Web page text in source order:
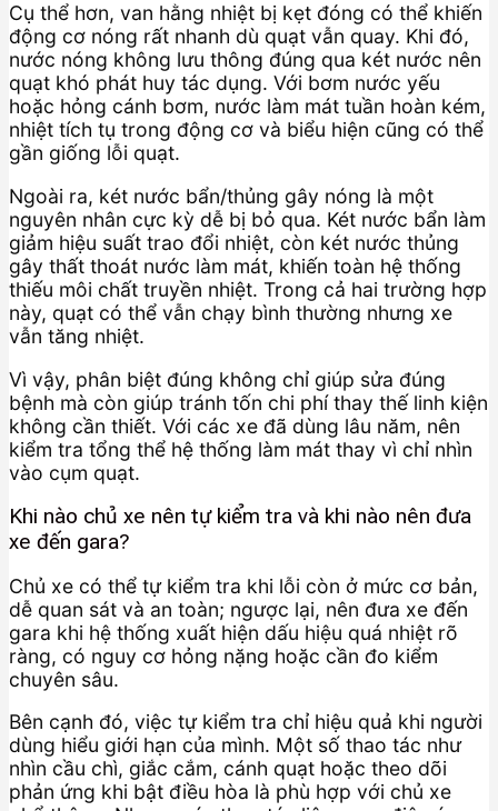
Cụ thể hơn, van hằng nhiệt bị kẹt đóng có thể khiến
động cơ nóng rất nhanh dù quạt vẫn quay. Khi đó,
nước nóng không lưu thông đúng qua két nước nên
quạt khó phát huy tác dụng. Với bơm nước yếu
hoặc hỏng cánh bơm, nước làm mát tuần hoàn kém,
nhiệt tích tụ trong động cơ và biểu hiện cũng có thể
gần giống lỗi quạt.
Ngoài ra, két nước bẩn/thủng gây nóng là một
nguyên nhân cực kỳ dễ bị bỏ qua. Két nước bẩn làm
giảm hiệu suất trao đổi nhiệt, còn két nước thủng
gây thất thoát nước làm mát, khiến toàn hệ thống
thiếu môi chất truyền nhiệt. Trong cả hai trường hợp
này, quạt có thể vẫn chạy bình thường nhưng xe
vẫn tăng nhiệt.
Vì vậy, phân biệt đúng không chỉ giúp sửa đúng
bệnh mà còn giúp tránh tốn chi phí thay thế linh kiện
không cần thiết. Với các xe đã dùng lâu năm, nên
kiểm tra tổng thể hệ thống làm mát thay vì chỉ nhìn
vào cụm quạt.
Khi nào chủ xe nên tự kiểm tra và khi nào nên đưa
xe đến gara?
Chủ xe có thể tự kiểm tra khi lỗi còn ở mức cơ bản,
dễ quan sát và an toàn; ngược lại, nên đưa xe đến
gara khi hệ thống xuất hiện dấu hiệu quá nhiệt rõ
ràng, có nguy cơ hỏng nặng hoặc cần đo kiểm
chuyên sâu.
Bên cạnh đó, việc tự kiểm tra chỉ hiệu quả khi người
dùng hiểu giới hạn của mình. Một số thao tác như
nhìn cầu chì, giắc cắm, cánh quạt hoặc theo dõi
phản ứng khi bật điều hòa là phù hợp với chủ xe